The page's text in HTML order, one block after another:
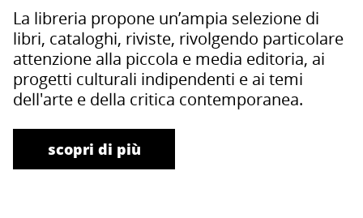
La libreria propone un’ampia selezione di
libri, cataloghi, riviste, rivolgendo particolare
attenzione alla piccola e media editoria, ai
progetti culturali indipendenti e ai temi
dell'arte e della critica contemporanea.
scopri di più